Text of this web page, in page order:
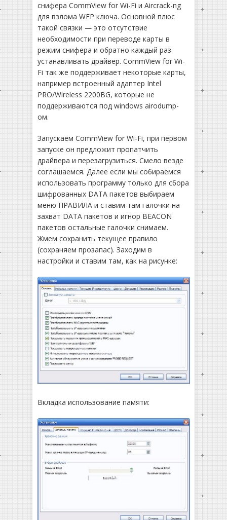
снифера CommView for Wi-Fi и Aircrack-ng
для взлома WEP ключа. Основной плюс
такой связки — это отсутствие
необходимости при переводе карты в
режим снифера и обратно каждый раз
устанавливать драйвер. CommView for Wi-
Fi так же поддерживает некоторые карты,
например встроенный адаптер Intel
PRO/Wireless 2200BG, которые не
поддерживаются под windows airodump-
ом.
Запускаем CommView for Wi-Fi, при первом
запуске он предложит пропатчить
драйвера и перезагрузиться. Смело везде
соглашаемся. Далее если мы собираемся
использовать программу только для сбора
шифрованных DATA пакетов выбираем
меню ПРАВИЛА и ставим там галочки на
захват DATA пакетов и игнор BEACON
пакетов остальные галочки снимаем.
Жмем сохранить текущее правило
(сохраняем прозапас). Заходим в
настройки и ставим там, как на рисунке:
Вкладка использование памяти: